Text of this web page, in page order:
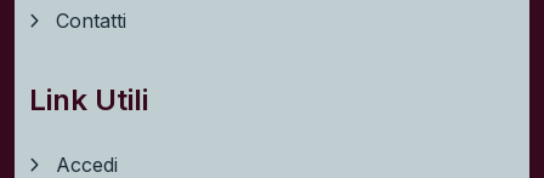
Contatti
Link Utili
Accedi